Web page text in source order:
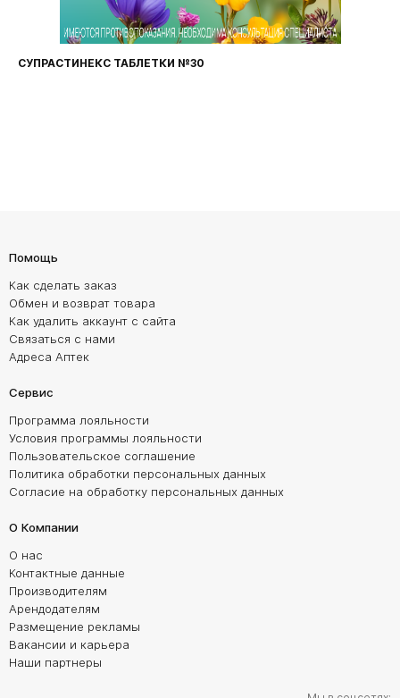
СУПРАСТИНЕКС ТАБЛЕТКИ №30
Помощь
Как сделать заказ
Обмен и возврат товара
Как удалить аккаунт с сайта
Связаться с нами
Адреса Аптек
Сервис
Программа лояльности
Условия программы лояльности
Пользовательское соглашение
Политика обработки персональных данных
Согласие на обработку персональных данных
О Компании
О нас
Контактные данные
Производителям
Арендодателям
Размещение рекламы
Вакансии и карьера
Наши партнеры